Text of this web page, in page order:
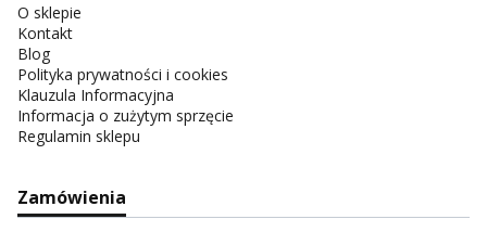
O sklepie
Kontakt
Blog
Polityka prywatności i cookies
Klauzula Informacyjna
Informacja o zużytym sprzęcie
Regulamin sklepu
Zamówienia